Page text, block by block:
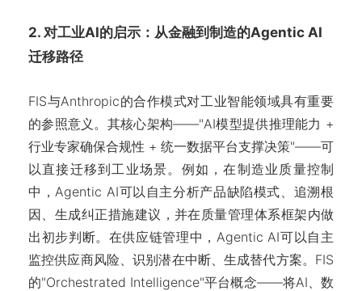
2. 对工业AI的启示：从金融到制造的Agentic AI
迁移路径
FIS与Anthropic的合作模式对工业智能领域具有重要
的参照意义。其核心架构——"AI模型提供推理能力 +
行业专家确保合规性 + 统一数据平台支撑决策"——可
以直接迁移到工业场景。例如，在制造业质量控制
中，Agentic AI可以自主分析产品缺陷模式、追溯根
因、生成纠正措施建议，并在质量管理体系框架内做
出初步判断。在供应链管理中，Agentic AI可以自主
监控供应商风险、识别潜在中断、生成替代方案。FIS
的"Orchestrated Intelligence"平台概念——将AI、数